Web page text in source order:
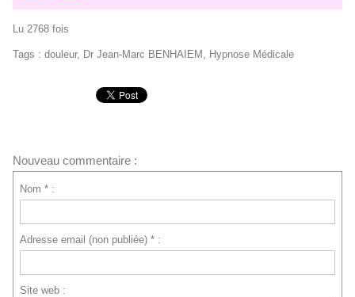
Lu 2768 fois
Tags : douleur, Dr Jean-Marc BENHAIEM , Hypnose Médicale
Nouveau commentaire :
Nom * :
Adresse email (non publiée) * :
Site web :